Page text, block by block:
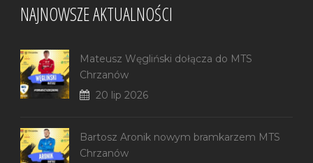
NAJNOWSZE AKTUALNOŚCI
Mateusz Węgliński dołącza do MTS
Chrzanów
20 lip 2026
Bartosz Aronik nowym bramkarzem MTS
Chrzanów